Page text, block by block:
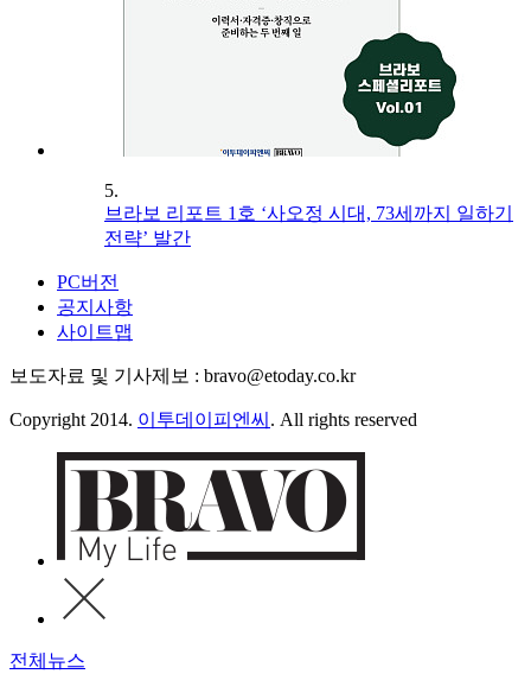
5.
브라보 리포트 1호 ‘사오정 시대, 73세까지 일하기
전략’ 발간
PC버전
공지사항
사이트맵
보도자료 및 기사제보 : bravo@etoday.co.kr
Copyright 2014. 이투데이피엔씨 . All rights reserved
전체뉴스